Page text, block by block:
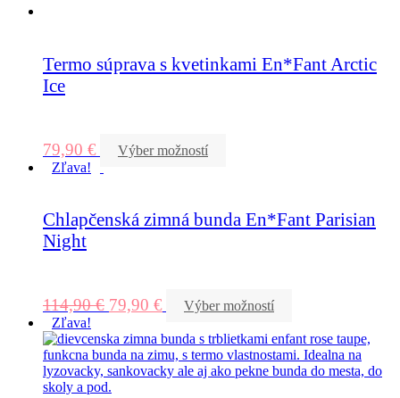
Termo súprava s kvetinkami En*Fant Arctic
Ice
79,90 €
Výber možností
Zľava!
Chlapčenská zimná bunda En*Fant Parisian
Night
114,90€ 79,90 €
Výber možností
Zľava!